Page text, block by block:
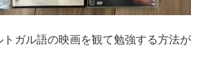
ガル語の映画を観て勉強する方法が